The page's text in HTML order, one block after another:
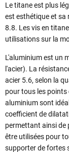
Le titane est plus
est esthétique et sa
8.8. Les vis en
utilisations sur la
L'aluminium est un
l'acier). La
acier 5.6, selon la
pour tous les points
aluminium sont
coefficient de
permettant ainsi de
être utilisées pour
supporter de fortes